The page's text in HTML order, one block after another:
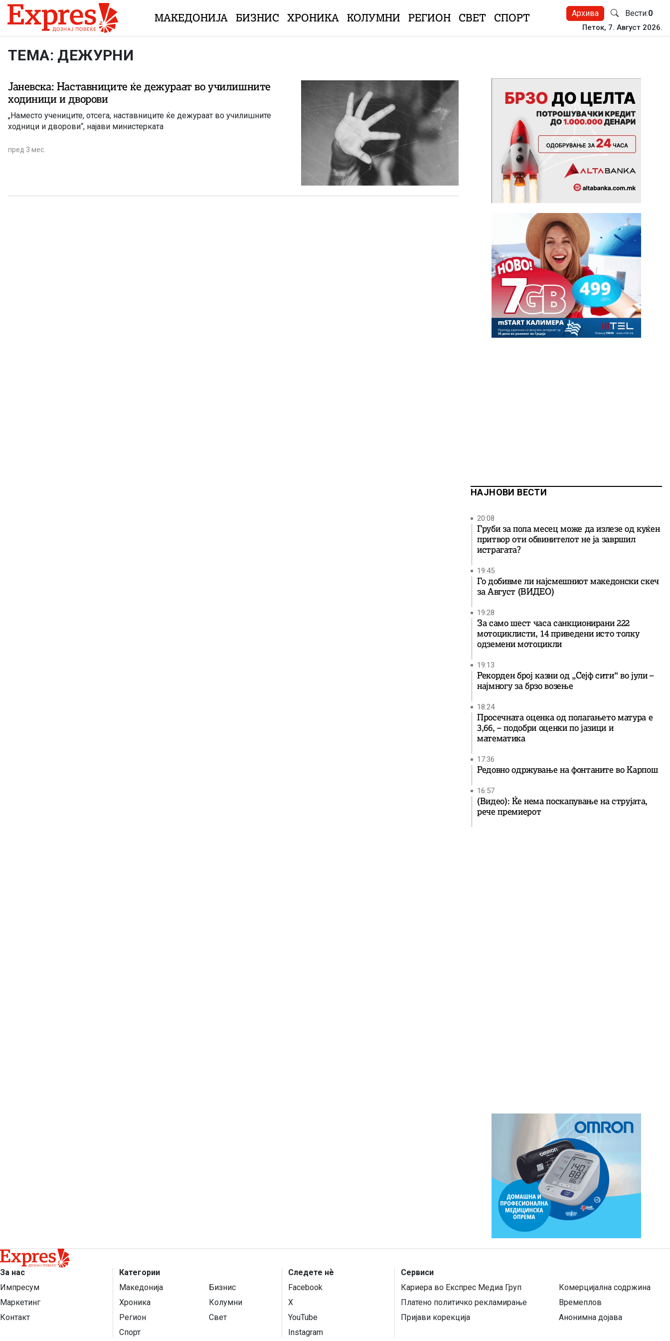
Skip to content
МАКЕДОНИЈА БИЗНИС ХРОНИКА КОЛУМНИ РЕГИОН СВЕТ СПОРТ Архива Вести:0
Петок, 7. Август 2026.
ТЕМА: ДЕЖУРНИ
Јаневска: Наставниците ќе дежураат во училишните
ходиници и дворови
„Наместо учениците, отсега, наставниците ќе дежураат во училишните
ходници и дворови“, најави министерката
пред 3 мес.
НАЈНОВИ ВЕСТИ
20:08
Груби за пола месец може да излезе од куќен
притвор оти обвинителот не ја завршил
истрагата?
19:45
Го добивме ли најсмешниот македонски скеч
за Август (ВИДЕО)
19:28
За само шест часа санкционирани 222
мотоциклисти, 14 приведени исто толку
одземени мотоцикли
19:13
Рекорден број казни од „Сејф сити“ во јули –
најмногу за брзо возење
18:24
Просечната оценка од полагањето матура е
3,66, – подобри оценки по јазици и
математика
17:36
Редовно одржување на фонтаните во Карпош
16:57
(Видео): Ќе нема поскапување на струјата,
рече премиерот
За нас
Импресум
Маркетинг
Контакт
Категории
Македонија
Бизнис
Хроника
Колумни
Регион
Свет
Спорт
Следете нѐ
Facebook
X
YouTube
Instagram
Сервиси
Кариера во Експрес Медиа Груп
Комерцијална содржина
Платено политичко рекламирање
Времеплов
Пријави корекција
Анонимна дојава